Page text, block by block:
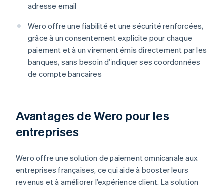
adresse email
Wero offre une fiabilité et une sécurité renforcées,
grâce à un consentement explicite pour chaque
paiement et à un virement émis directement par les
banques, sans besoin d’indiquer ses coordonnées
de compte bancaires
Avantages de Wero pour les
entreprises
Wero offre une solution de paiement omnicanale aux
entreprises françaises, ce qui aide à booster leurs
revenus et à améliorer l’expérience client. La solution